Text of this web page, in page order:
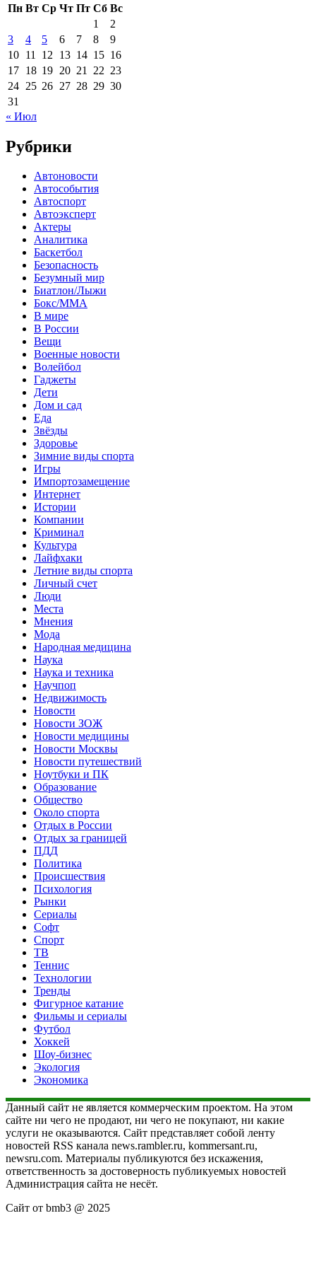
Пн Вт Ср Чт Пт Сб Вс
1
2
3
4 5 6 7 8
9
10 11 12 13 14 15 16
17 18 19 20 21 22 23
24 25 26 27 28 29 30
31
« Июл
Рубрики
Автоновости
Автособытия
Автоспорт
Автоэксперт
Актеры
Аналитика
Баскетбол
Безопасность
Безумный мир
Биатлон/Лыжи
Бокс/MMA
В мире
В России
Вещи
Военные новости
Волейбол
Гаджеты
Дети
Дом и сад
Еда
Звёзды
Здоровье
Зимние виды спорта
Игры
Импортозамещение
Интернет
Истории
Компании
Криминал
Культура
Лайфхаки
Летние виды спорта
Личный счет
Люди
Места
Мнения
Мода
Народная медицина
Наука
Наука и техника
Научпоп
Недвижимость
Новости
Новости ЗОЖ
Новости медицины
Новости Москвы
Новости путешествий
Ноутбуки и ПК
Образование
Общество
Около спорта
Отдых в России
Отдых за границей
ПДД
Политика
Происшествия
Психология
Рынки
Сериалы
Софт
Спорт
ТВ
Теннис
Технологии
Тренды
Фигурное катание
Фильмы и сериалы
Футбол
Хоккей
Шоу-бизнес
Экология
Экономика
Данный сайт не является коммерческим проектом. На этом
сайте ни чего не продают, ни чего не покупают, ни какие
услуги не оказываются. Сайт представляет собой ленту
новостей RSS канала news.rambler.ru, kommersant.ru,
newsru.com. Материалы публикуются без искажения,
ответственность за достоверность публикуемых новостей
Администрация сайта не несёт.
Сайт от bmb3 @ 2025